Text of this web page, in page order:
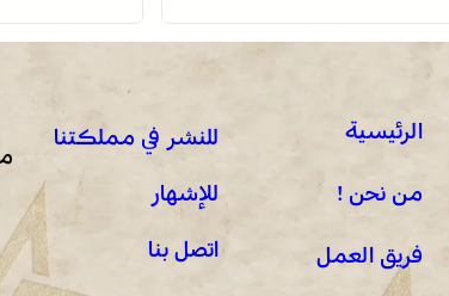
الرئيسية
من نحن !
فريق العمل
للنشر في مملكتنا
للإشهار
اتصل بنا